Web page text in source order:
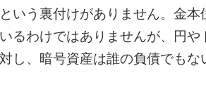
いう裏付けがありません。金
るわけではありませんが、円
し、暗号資産は誰の負債でも